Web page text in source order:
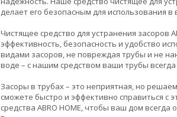
делает его безопасным для использования
Чистящее средство для устранения засоров
эффективность, безопасность и удобство
видами засоров, не повреждая трубы и не
воде – с нашим средством ваши трубы
Засоры в трубах – это неприятная, но
сможете быстро и эффективно справиться
средства ABRO HOME, чтобы ваш дом